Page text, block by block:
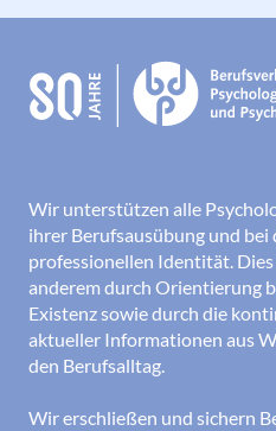
Wir unterstützen alle
ihrer Berufsausübung und bei
professionellen Identität.
anderem durch Orientierung
Existenz sowie durch die
aktueller Informationen aus
den Berufsalltag.
Wir erschließen und sichern